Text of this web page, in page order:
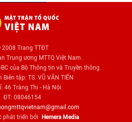
2008 Trang TTĐT
Trung ương MTTQ Việt Nam.
của Bộ Thông tin và Truyền thông.
Biên tập: TS. VŨ VĂN TIẾN
46 Tràng Thi - Hà Nội
ĐT: 08046154
phát triển bởi
Hemera Media